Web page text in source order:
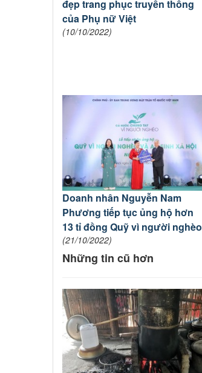
đẹp trang phục truyền thống
của Phụ nữ Việt
(10/10/2022)
Doanh nhân Nguyễn Nam
Phương tiếp tục ủng hộ hơn
13 tỉ đồng Quỹ vì người nghèo
(21/10/2022)
Những tin cũ hơn